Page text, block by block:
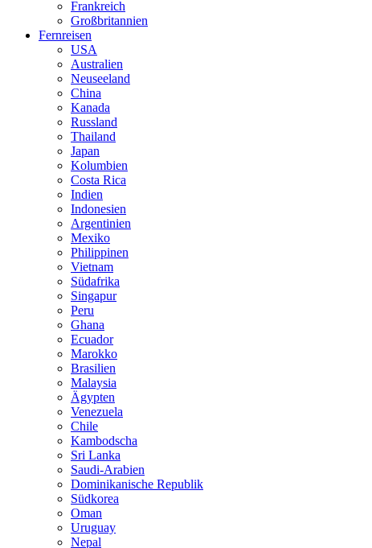
Frankreich
Großbritannien
Fernreisen
USA
Australien
Neuseeland
China
Kanada
Russland
Thailand
Japan
Kolumbien
Costa Rica
Indien
Indonesien
Argentinien
Mexiko
Philippinen
Vietnam
Südafrika
Singapur
Peru
Ghana
Ecuador
Marokko
Brasilien
Malaysia
Ägypten
Venezuela
Chile
Kambodscha
Sri Lanka
Saudi-Arabien
Dominikanische Republik
Südkorea
Oman
Uruguay
Nepal